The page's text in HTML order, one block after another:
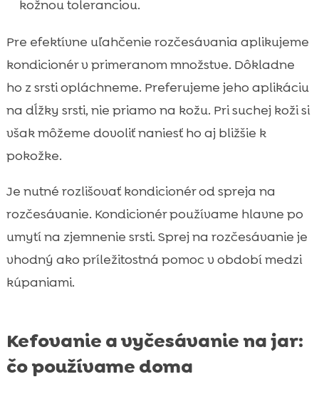
kožnou toleranciou.
Pre efektívne uľahčenie rozčesávania aplikujeme
kondicionér v primeranom množstve. Dôkladne
ho z srsti opláchneme. Preferujeme jeho aplikáciu
na dĺžky srsti, nie priamo na kožu. Pri suchej koži si
však môžeme dovoliť naniesť ho aj bližšie k
pokožke.
Je nutné rozlišovať kondicionér od spreja na
rozčesávanie. Kondicionér používame hlavne po
umytí na zjemnenie srsti. Sprej na rozčesávanie je
vhodný ako príležitostná pomoc v období medzi
kúpaniami.
Kefovanie a vyčesávanie na jar:
čo používame doma